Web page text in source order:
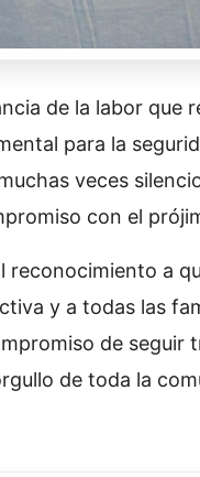
de la labor que
para la
veces
con el
reconocimiento a
y a todas las
de seguir
de toda la